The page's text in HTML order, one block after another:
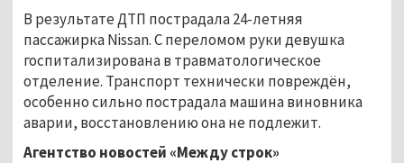
В результате ДТП пострадала 24-летняя
пассажирка Nissan. С переломом руки девушка
госпитализирована в травматологическое
отделение. Транспорт технически повреждён,
особенно сильно пострадала машина виновника
аварии, восстановлению она не подлежит.
Агентство новостей «Между строк»